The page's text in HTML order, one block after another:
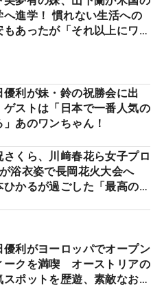
へ進学！ 慣れない生活への
もあったが「それ以上にワク
優利が妹・鈴の祝勝会に出
ストは「日本で一番人気の
」あのワンちゃん！
さくら、川﨑春花ら女子プロ
浴衣姿で長岡花火大会へ
ひかるが過ごした「最高の夏
優利がヨーロッパでオープン
ークを満喫 オーストリアの
スポットを歴遊、素敵なお土